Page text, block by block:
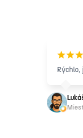
¡¡¡
Rýchlo,